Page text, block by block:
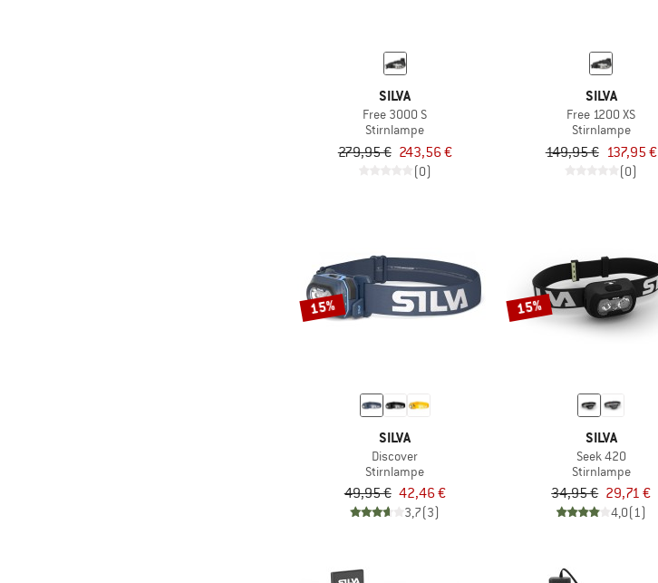
SILVA
Free 3000 S
Stirnlampe
279,95 € 243,56 €
(0)
SILVA
Free 1200 XS
Stirnlampe
149,95 € 137,95 €
(0)
15%
SILVA
Discover
Stirnlampe
49,95 € 42,46 €
3,7(3)
15%
SILVA
Seek 420
Stirnlampe
34,95 € 29,71 €
4,0(1)